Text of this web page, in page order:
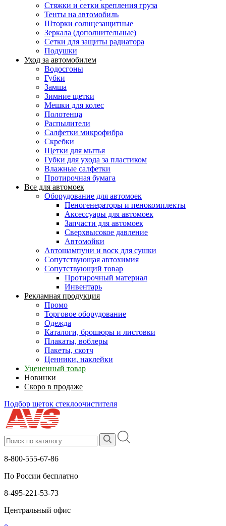
Стяжки и сетки крепления груза
Тенты на автомобиль
Шторки солнцезащитные
Зеркала (дополнительные)
Сетки для защиты радиатора
Подушки
Уход за автомобилем
Водосгоны
Губки
Замша
Зимние щетки
Мешки для колес
Полотенца
Распылители
Салфетки микрофибра
Скребки
Щетки для мытья
Губки для ухода за пластиком
Влажные салфетки
Протирочная бумага
Все для автомоек
Оборудование для автомоек
Пеногенераторы и пенокомплекты
Аксессуары для автомоек
Запчасти для автомоек
Сверхвысокое давление
Автомойки
Автошампуни и воск для сушки
Сопутствующая автохимия
Сопутствующий товар
Протирочный материал
Инвентарь
Рекламная продукция
Промо
Торговое оборудование
Одежда
Каталоги, брошюры и листовки
Плакаты, воблеры
Пакеты, скотч
Ценники, наклейки
Уцененный товар
Новинки
Скоро в продаже
Подбор щеток стеклоочистителя
8-800-555-67-86
По России бесплатно
8-495-221-53-73
Центральный офис